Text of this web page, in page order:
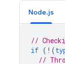
Node.js
//
if ( ! (
//